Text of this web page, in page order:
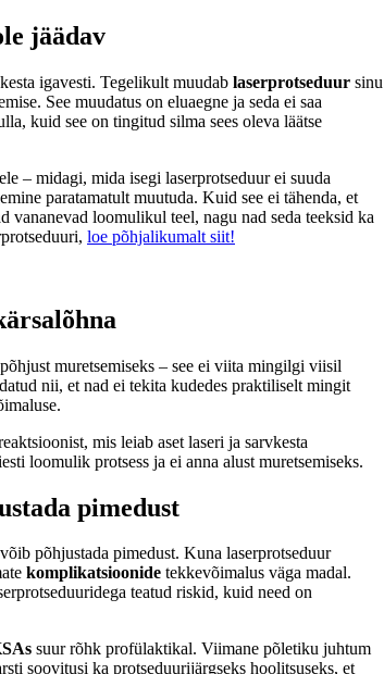
jäädav
igavesti. Tegelikult muudab laserprotseduur sinu
See muudatus on eluaegne ja seda ei saa
kuid see on tingitud silma sees oleva läätse
– midagi, mida isegi laserprotseduur ei suuda
paratamatult muutuda. Kuid see ei tähenda, et
vananevad loomulikul teel, nagu nad seda teeksid ka
loe põhjalikumalt siit!
muretsemiseks – see ei viita mingilgi viisil
nii, et nad ei tekita kudedes praktiliselt mingit
mis leiab aset laseri ja sarvkesta
loomulik protsess ja ei anna alust muretsemiseks.
pimedust
põhjustada pimedust. Kuna laserprotseduur
komplikatsioonide tekkevõimalus väga madal.
teatud riskid, kuid need on
suur rõhk profülaktikal. Viimane põletiku juhtum
soovitusi ka protseduurijärgseks hoolitsuseks, et